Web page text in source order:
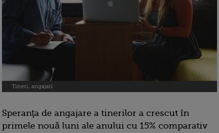
Tineri, angajati
Speranţa de angajare a tinerilor a crescut în
primele nouă luni ale anului cu 15% comparativ